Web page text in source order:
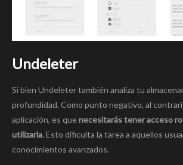
Undeleter
Si bien Undeleter también analiza tu
profundidad. Como punto negativo, al
aplicación, es quenecesitarás tener acceso
utilizarla. Esto dificulta la tarea a aquellos
conocimientos avanzados.